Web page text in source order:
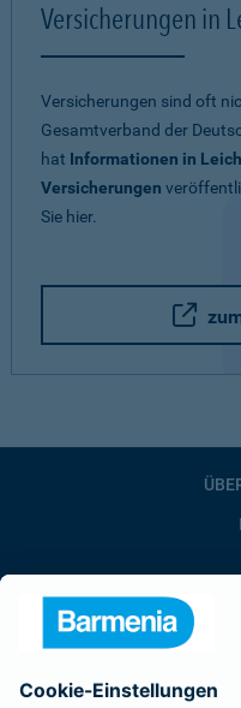
Versicherungen in
Versicherungen sind oft
Gesamtverband der
hat Informationen in
Versicherungen
Sie hier.
Barmenia ist